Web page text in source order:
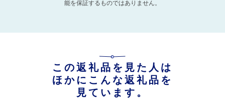
能を保証するものではありません。
この返礼品を見た人は
ほかにこんな返礼品を
見ています。